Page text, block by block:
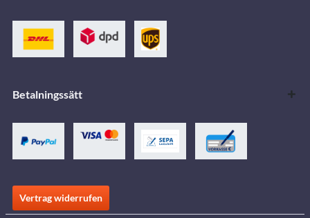
Betalningssätt
Vertrag widerrufen